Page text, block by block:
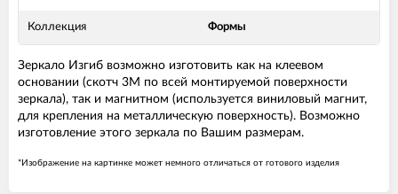
Коллекция Формы
Зеркало Изгиб возможно изготовить как на клеевом
основании (скотч 3М по всей монтируемой поверхности
зеркала), так и магнитном (используется виниловый магнит,
для крепления на металлическую поверхность). Возможно
изготовление этого зеркала по Вашим размерам.
*Изображение на картинке может немного отличаться от готового изделия